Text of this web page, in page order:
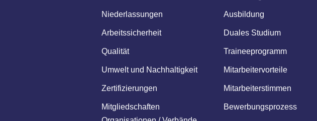
Niederlassungen
Arbeitssicherheit
Qualität
Umwelt und Nachhaltigkeit
Zertifizierungen
Mitgliedschaften
Ausbildung
Duales Studium
Traineeprogramm
Mitarbeitervorteile
Mitarbeiterstimmen
Bewerbungsprozess